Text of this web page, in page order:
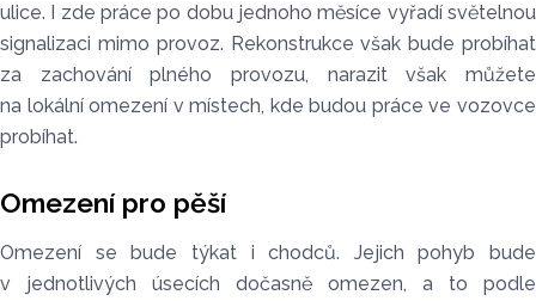
ulice. I zde práce po dobu jednoho měsíce vyřadí světelnou
signalizaci mimo provoz. Rekonstrukce však bude probíhat
za zachování plného provozu, narazit však můžete
na lokální omezení v místech, kde budou práce ve vozovce
probíhat.
Omezení pro pěší
Omezení se bude týkat i chodců. Jejich pohyb bude
v jednotlivých úsecích dočasně omezen, a to podle